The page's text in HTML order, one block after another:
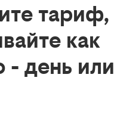
тариф,
как
- день или